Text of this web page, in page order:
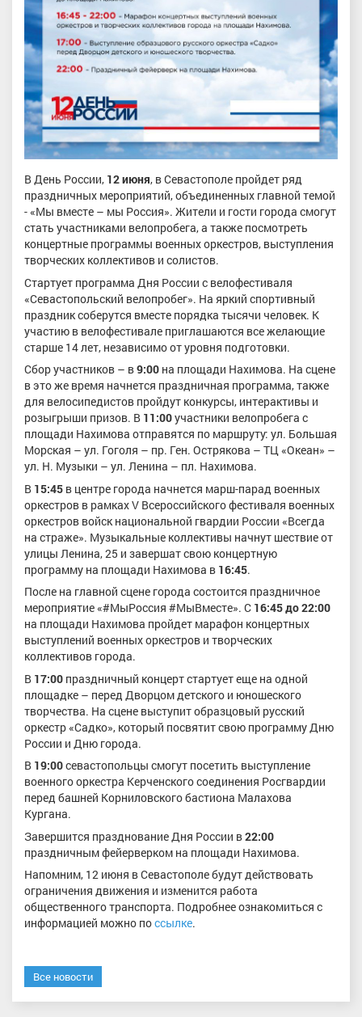
В День России, 12 июня, в Севастополе пройдет ряд
праздничных мероприятий, объединенных главной темой
- «Мы вместе – мы Россия». Жители и гости города смогут
стать участниками велопробега, а также посмотреть
концертные программы военных оркестров, выступления
творческих коллективов и солистов.
Стартует программа Дня России с велофестиваля
«Севастопольский велопробег». На яркий спортивный
праздник соберутся вместе порядка тысячи человек. К
участию в велофестивале приглашаются все желающие
старше 14 лет, независимо от уровня подготовки.
Сбор участников – в9:00 на площади Нахимова. На сцене
в это же время начнется праздничная программа, также
для велосипедистов пройдут конкурсы, интерактивы и
розыгрыши призов. В 11:00участники велопробега с
площади Нахимова отправятся по маршруту: ул. Большая
Морская – ул. Гоголя – пр. Ген. Острякова – ТЦ «Океан» –
ул. Н. Музыки – ул. Ленина – пл. Нахимова.
В 15:45 в центре города начнется марш-парад военных
оркестров в рамках V Всероссийского фестиваля военных
оркестров войск национальной гвардии России «Всегда
на страже». Музыкальные коллективы начнут шествие от
улицы Ленина, 25 и завершат свою концертную
программу на площади Нахимова в 16:45.
После на главной сцене города состоится праздничное
мероприятие «#МыРоссия #МыВместе». С 16:45 до 22:00
на площади Нахимова пройдет марафон концертных
выступлений военных оркестров и творческих
коллективов города.
В 17:00 праздничный концерт стартует еще на одной
площадке – перед Дворцом детского и юношеского
творчества. На сцене выступит образцовый русский
оркестр «Садко», который посвятит свою программу Дню
России и Дню города.
В 19:00севастопольцы смогут посетить выступление
военного оркестра Керченского соединения Росгвардии
перед башней Корниловского бастиона Малахова
Кургана.
Завершится празднование Дня России в22:00
праздничным фейерверком на площади Нахимова.
Напомним, 12 июня в Севастополе будут действовать
ограничения движения и изменится работа
общественного транспорта. Подробнее ознакомиться с
информацией можно поссылке.
Все новости